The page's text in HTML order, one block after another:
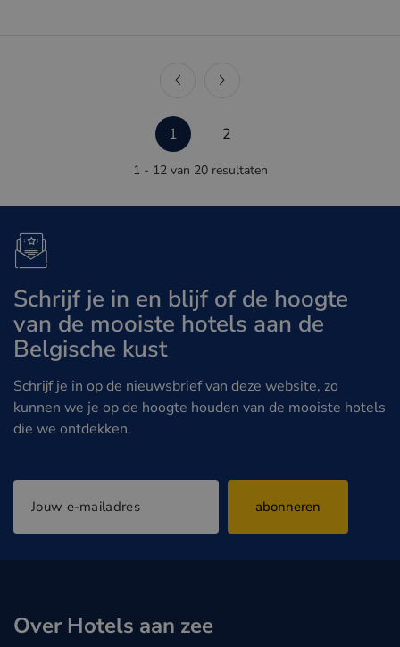
1 2
1 - 12 van 20 resultaten
Schrijf je in en blijf of de hoogte
van de mooiste hotels aan de
Belgische kust
Schrijf je in op de nieuwsbrief van deze website, zo
kunnen we je op de hoogte houden van de mooiste hotels
die we ontdekken.
abonneren
Over Hotels aan zee